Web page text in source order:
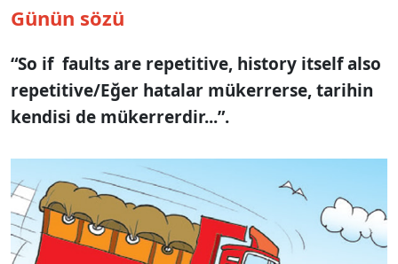
Günün sözü
“So if faults are repetitive, history itself also
repetitive/Eğer hatalar mükerrerse, tarihin
kendisi de mükerrerdir...”.